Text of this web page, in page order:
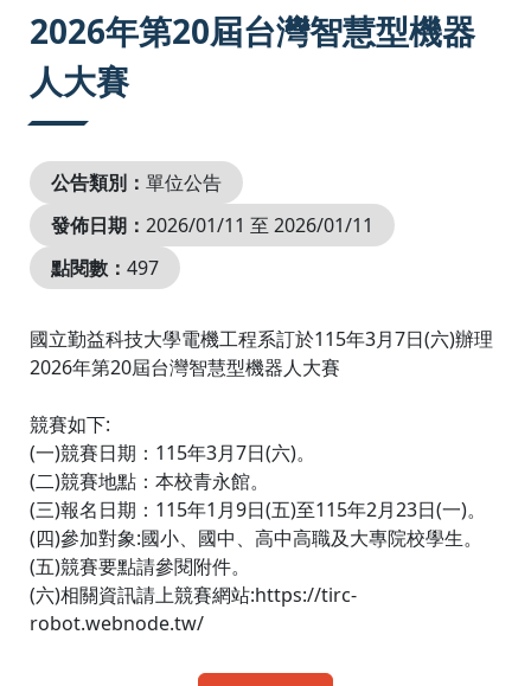
2026年第20屆台灣智慧型機器
人大賽
公告類別： 單位公告
發佈日期： 2026/01/11 至 2026/01/11
點閱數： 497
國立勤益科技大學電機工程系訂於115年3月7日(六)辦理
2026年第20屆台灣智慧型機器人大賽
競賽如下:
(一)競賽日期：115年3月7日(六)。
(二)競賽地點：本校青永館。
(三)報名日期：115年1月9日(五)至115年2月23日(一)。
(四)參加對象:國小、國中、高中高職及大專院校學生。
(五)競賽要點請參閱附件。
(六)相關資訊請上競賽網站:https://tirc-
robot.webnode.tw/